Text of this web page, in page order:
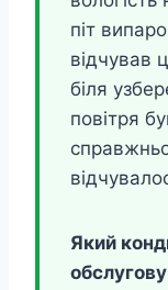
піт
відчував
біля
повітря
Який